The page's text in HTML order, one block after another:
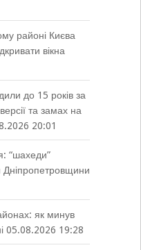
районі Києва
вікна
до 15 років за
та замах на
20:01
“шахеди”
Дніпропетровщини
як минув
05.08.2026 19:28